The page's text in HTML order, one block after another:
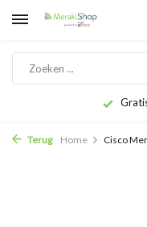
Terug Home Cisco